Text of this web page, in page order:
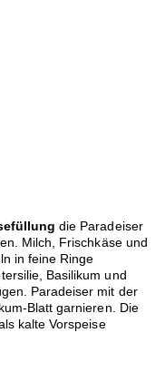
die Paradeiser
Milch, Frischkäse und
in feine Ringe
Basilikum und
Paradeiser mit der
Blatt garnieren. Die
kalte Vorspeise